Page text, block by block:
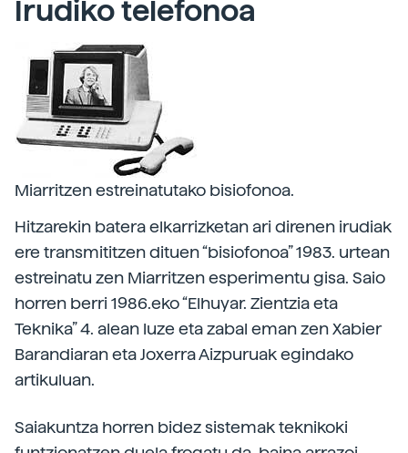
Irudiko telefonoa
Miarritzen estreinatutako bisiofonoa.
Hitzarekin batera elkarrizketan ari direnen irudiak
ere transmititzen dituen “bisiofonoa” 1983. urtean
estreinatu zen Miarritzen esperimentu gisa. Saio
horren berri 1986.eko “Elhuyar. Zientzia eta
Teknika” 4. alean luze eta zabal eman zen Xabier
Barandiaran eta Joxerra Aizpuruak egindako
artikuluan.
Saiakuntza horren bidez sistemak teknikoki